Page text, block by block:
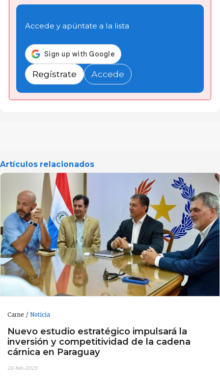
Accede y apúntate a la lista
Regístrate Accede
Artículos relacionados
Carne Noticia
Nuevo estudio estratégico impulsará la
inversión y competitividad de la cadena
cárnica en Paraguay
26-feb-2025